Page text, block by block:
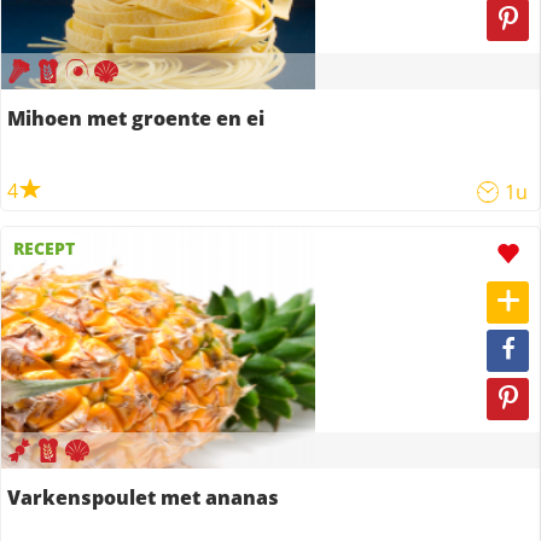
Mihoen met groente en ei
4 1u
RECEPT
Varkenspoulet met ananas